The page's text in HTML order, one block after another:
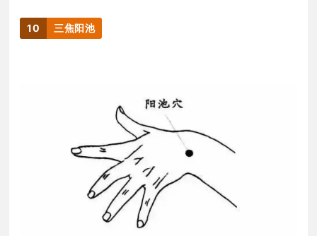
10 三焦阳池